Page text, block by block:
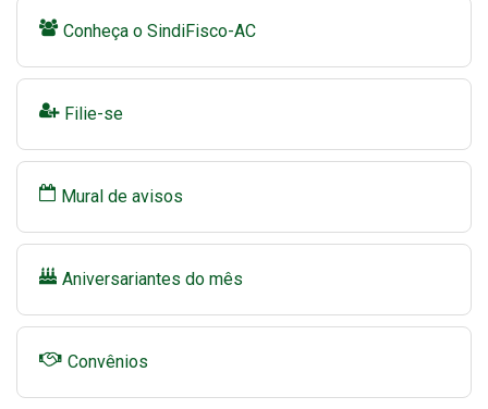
Conheça o SindiFisco-AC
Filie-se
Mural de avisos
Aniversariantes do mês
Convênios